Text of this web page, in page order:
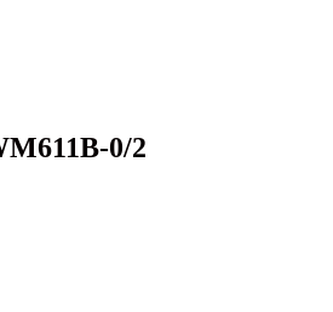
0/2